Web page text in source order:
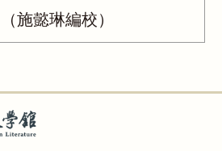
（施懿琳編校）